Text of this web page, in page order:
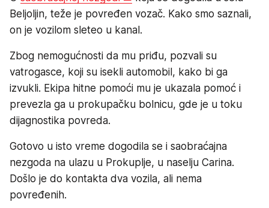
Beljoljin, teže je povređen vozač. Kako smo saznali,
on je vozilom sleteo u kanal.
Zbog nemogućnosti da mu priđu, pozvali su
vatrogasce, koji su isekli automobil, kako bi ga
izvukli. Ekipa hitne pomoći mu je ukazala pomoć i
prevezla ga u prokupačku bolnicu, gde je u toku
dijagnostika povreda.
Gotovo u isto vreme dogodila se i saobraćajna
nezgoda na ulazu u Prokuplje, u naselju Carina.
Došlo je do kontakta dva vozila, ali nema
povređenih.